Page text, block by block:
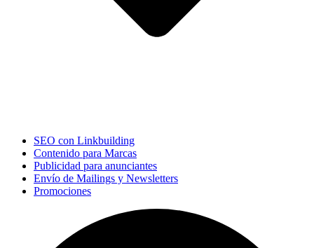
SEO con Linkbuilding
Contenido para Marcas
Publicidad para anunciantes
Envío de Mailings y Newsletters
Promociones